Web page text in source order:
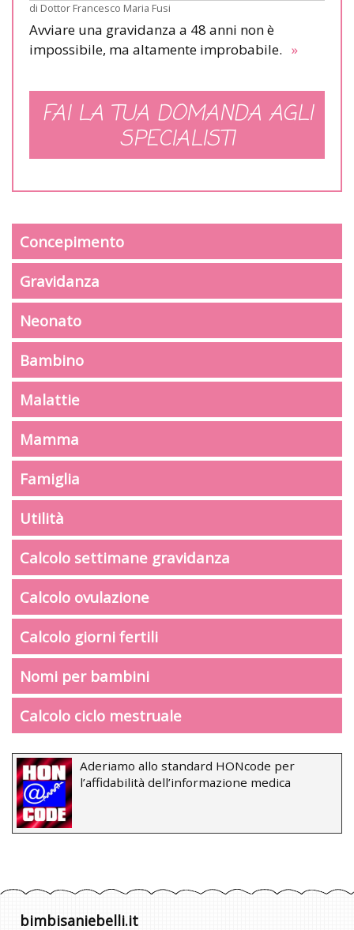
di Dottor Francesco Maria Fusi
Avviare una gravidanza a 48 anni non è
impossibile, ma altamente improbabile. »
FAI LA TUA DOMANDA AGLI
SPECIALISTI
Concepimento
Gravidanza
Neonato
Bambino
Malattie
Mamma
Famiglia
Utilità
Calcolo settimane gravidanza
Calcolo ovulazione
Calcolo giorni fertili
Nomi per bambini
Calcolo ciclo mestruale
Aderiamo allo standard HONcode per
l’affidabilità dell’informazione medica
bimbisaniebelli.it